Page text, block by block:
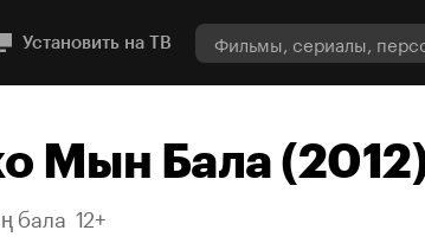
Установить на ТВ
Мын Бала
бала 12+